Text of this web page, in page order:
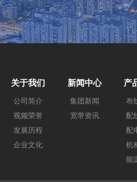
关于我们
公司简介
视频荣誉
发展历程
企业文化
新闻中心
集团新闻
宽带资讯
产
布
配
配
机
能